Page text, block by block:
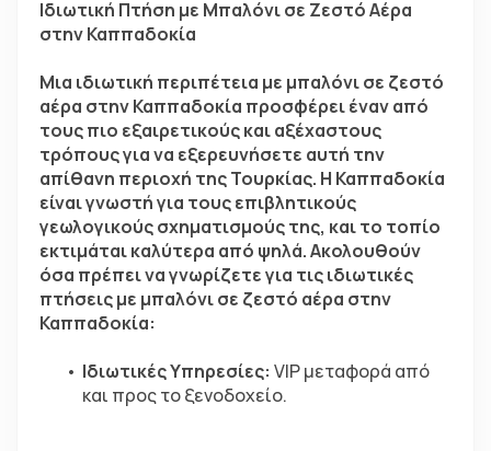
Ιδιωτική Πτήση με Μπαλόνι σε Ζεστό Αέρα
στην Καππαδοκία
Μια ιδιωτική περιπέτεια με μπαλόνι σε ζεστό
αέρα στην Καππαδοκία προσφέρει έναν από
τους πιο εξαιρετικούς και αξέχαστους
τρόπους για να εξερευνήσετε αυτή την
απίθανη περιοχή της Τουρκίας. Η Καππαδοκία
είναι γνωστή για τους επιβλητικούς
γεωλογικούς σχηματισμούς της, και το τοπίο
εκτιμάται καλύτερα από ψηλά. Ακολουθούν
όσα πρέπει να γνωρίζετε για τις ιδιωτικές
πτήσεις με μπαλόνι σε ζεστό αέρα στην
Καππαδοκία:
Ιδιωτικές Υπηρεσίες: VIP μεταφορά από
και προς το ξενοδοχείο.